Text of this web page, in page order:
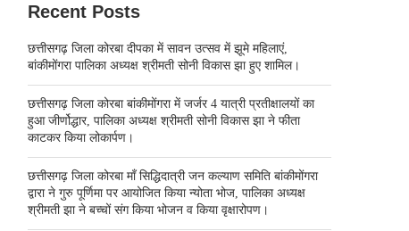
Recent Posts
छत्तीसगढ़ जिला कोरबा दीपका में सावन उत्सव में झूमे महिलाएं,
बांकीमोंगरा पालिका अध्यक्ष श्रीमती सोनी विकास झा हुए शामिल।
छत्तीसगढ़ जिला कोरबा बांकीमोंगरा में जर्जर 4 यात्री प्रतीक्षालयों का
हुआ जीर्णोद्धार, पालिका अध्यक्ष श्रीमती सोनी विकास झा ने फीता
काटकर किया लोकार्पण।
छत्तीसगढ़ जिला कोरबा मॉं सिद्धिदात्री जन कल्याण समिति बांकीमोंगरा
द्वारा ने गुरु पूर्णिमा पर आयोजित किया न्योता भोज, पालिका अध्यक्ष
श्रीमती झा ने बच्चों संग किया भोजन व किया वृक्षारोपण।